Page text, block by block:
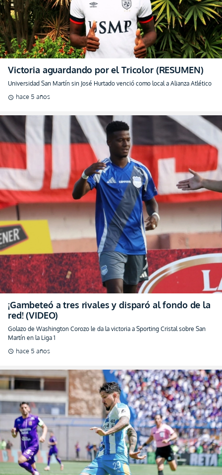
Victoria aguardando por el Tricolor (RESUMEN)
Universidad San Martín sin José Hurtado venció como local a Alianza Atlético
schedule hace 5 años
¡Gambeteó a tres rivales y disparó al fondo de la
red! (VIDEO)
Golazo de Washington Corozo le da la victoria a Sporting Cristal sobre San
Martín en la Liga 1
schedule hace 5 años